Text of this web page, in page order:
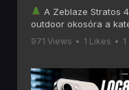
A Zeblaze Stratos
outdoor okosóra a
Ebben a videóban
Bluetooth hívás, két
sportmód és akár 60
971 Views • 1 Likes •